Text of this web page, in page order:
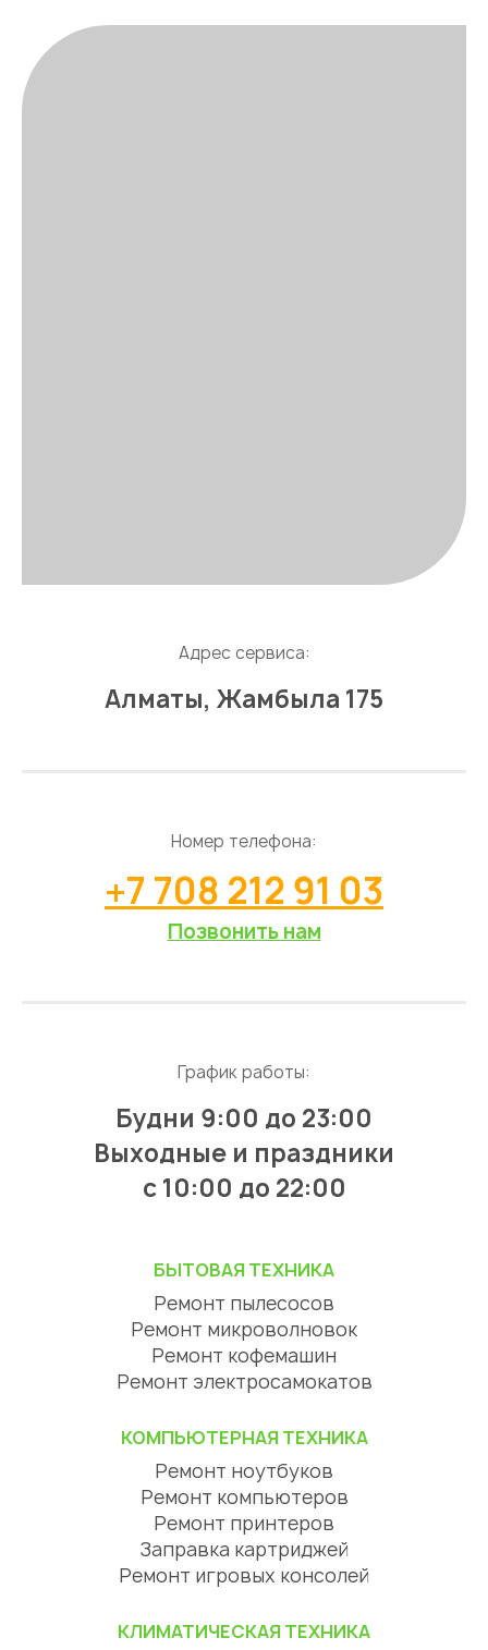
Адрес сервиса:
Алматы, Жамбыла 175
Номер телефона:
+7 708 212 91 03
Позвонить нам
График работы:
Будни 9:00 до 23:00
Выходные и праздники
с 10:00 до 22:00
БЫТОВАЯ ТЕХНИКА
Ремонт пылесосов
Ремонт микроволновок
Ремонт кофемашин
Ремонт электросамокатов
КОМПЬЮТЕРНАЯ ТЕХНИКА
Ремонт ноутбуков
Ремонт компьютеров
Ремонт принтеров
Заправка картриджей
Ремонт игровых консолей
КЛИМАТИЧЕСКАЯ ТЕХНИКА